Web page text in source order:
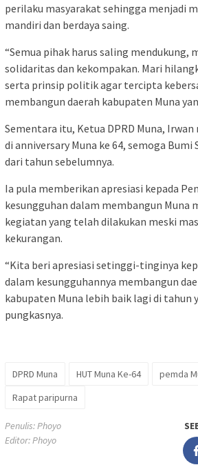
perilaku masyarakat sehingga menjadi
mandiri dan berdaya saing.
“Semua pihak harus saling mendukung,
solidaritas dan kekompakan. Mari
serta prinsip politik agar tercipta
membangun daerah kabupaten Muna
Sementara itu, Ketua DPRD Muna,
di anniversary Muna ke 64, semoga
dari tahun sebelumnya.
Ia pula memberikan apresiasi kepada
kesungguhan dalam membangun Muna
kegiatan yang telah dilakukan meski
kekurangan.
“Kita beri apresiasi setinggi-tinginya
dalam kesungguhannya membangun
kabupaten Muna lebih baik lagi di tahun
pungkasnya.
DPRD Muna HUT Muna Ke-64
pemda
Rapat paripurna
Penulis: Phoyo
Editor: Phoyo